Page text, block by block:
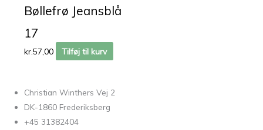
Bøllefrø Jeansblå
17
kr.57,00 Tilføj til kurv
Christian Winthers Vej 2
DK-1860 Frederiksberg
+45 31382404